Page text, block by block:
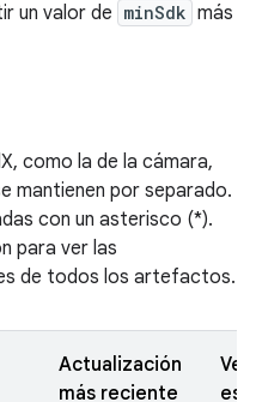
un valor de minSdk más
como la de la cámara,
mantienen por separado.
con un asterisco (*).
para ver las
de todos los artefactos.
Actualización
más reciente